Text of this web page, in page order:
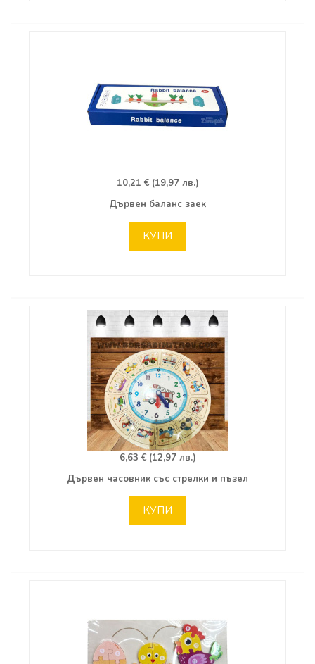
10,21 € (19,97 лв.)
Дървен баланс заек
КУПИ
6,63 € (12,97 лв.)
Дървен часовник със стрелки и пъзел
КУПИ